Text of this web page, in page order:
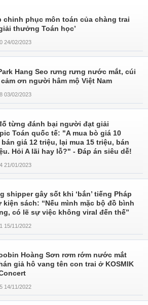
chinh phục môn toán của chàng trai
giải thưởng Toán học’
24/02/2023
Hang Seo rưng rưng nước mắt, cúi
ơn người hâm mộ Việt Nam
03/02/2023
từng đánh bại người đạt giải
Toán quốc tế: "A mua bò giá 10
giá 12 triệu, lại mua 15 triệu, bán
Hỏi A lãi hay lỗ?" - Đáp án siêu dễ!
21/01/2023
shipper gây sốt khi ‘bắn’ tiếng Pháp
kiện sách: “Nếu mình mặc bộ đồ bình
có lẽ sự việc không viral đến thế”
15/11/2022
Hoàng Sơn rơm rớm nước mắt
giả hô vang tên con trai ở KOSMIK
14/11/2022